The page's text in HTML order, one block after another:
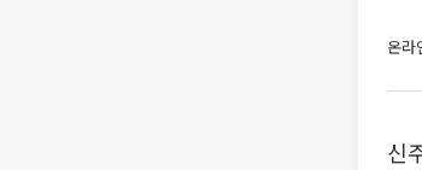
온라
신